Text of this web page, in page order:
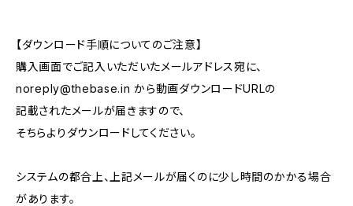
【ダウンロード手順についてのご注意】
購入画面でご記入いただいたメールアドレス宛に、
noreply@thebase.in から動画ダウンロードURLの
記載されたメールが届きますので、
そちらよりダウンロードしてください。
システムの都合上、上記メールが届くのに少し時間のかかる場合
があります。